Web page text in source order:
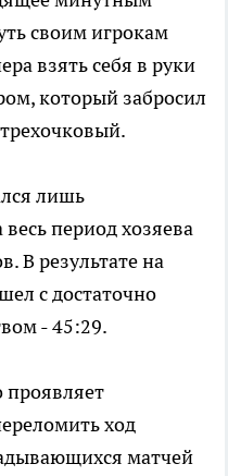
своим игрокам
взять себя в руки
который забросил
лишь
период хозяева
В результате на
с достаточно
- 45:29.
проявляет
ход
матчей